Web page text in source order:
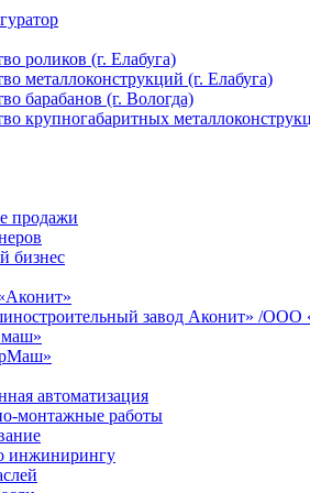
роликов (г. Елабуга)
металлоконструкций (г. Елабуга)
барабанов (г. Вологда)
крупногабаритных
продажи
бизнес
завод Аконит» /ООО
автоматизация
монтажные работы
инжинирингу